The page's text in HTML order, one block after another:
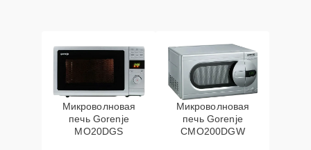
Микроволновая
печь Gorenje
MO20DGS
Микроволновая
печь Gorenje
CMO200DGW